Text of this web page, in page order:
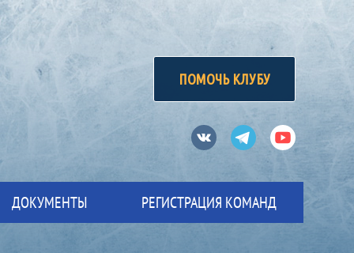
ПОМОЧЬ КЛУБУ
ВконтактеТелеграмЮтуб
ДОКУМЕНТЫ РЕГИСТРАЦИЯ КОМАНД